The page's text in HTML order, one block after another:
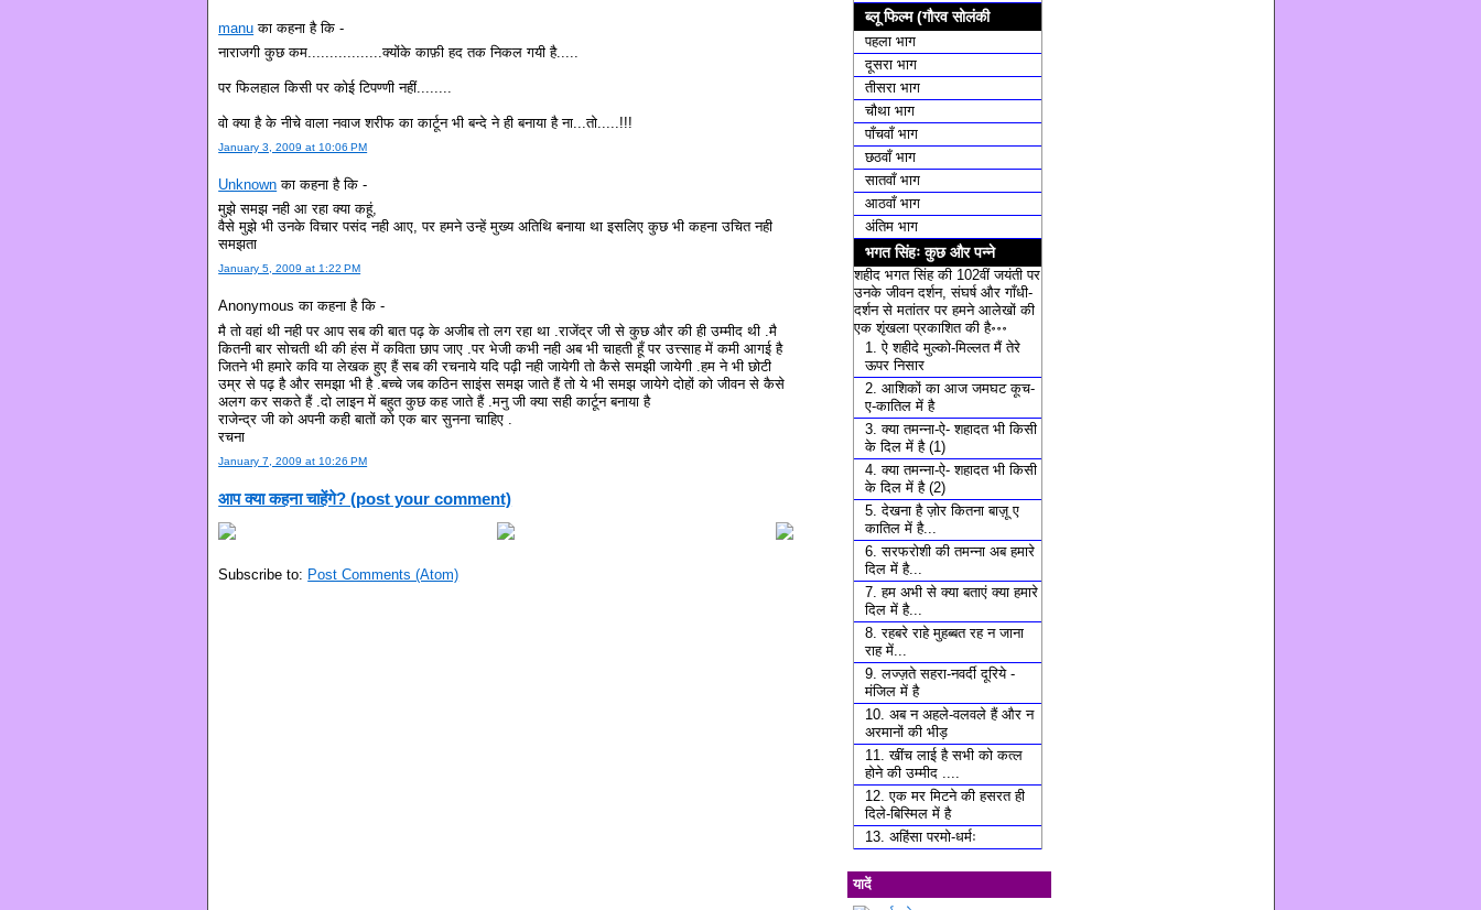
manu का कहना है कि -
नाराजगी कुछ कम.................क्योंके काफ़ी हद तक निकल गयी है.....
पर फिलहाल किसी पर कोई टिपण्णी नहीं........
वो क्या है के नीचे वाला नवाज शरीफ का कार्टून भी बन्दे ने ही बनाया है ना...तो.....!!!
January 3, 2009 at 10:06 PM
Unknown का कहना है कि -
मुझे समझ नही आ रहा क्या कहूं,
वैसे मुझे भी उनके विचार पसंद नही आए, पर हमने उन्हें मुख्य अतिथि बनाया था इसलिए कुछ भी कहना उचित नही
समझता
January 5, 2009 at 1:22 PM
Anonymous का कहना है कि -
मै तो वहां थी नही पर आप सब की बात पढ़ के अजीब तो लग रहा था .राजेंद्र जी से कुछ और की ही उम्मीद थी .मै
कितनी बार सोचती थी की हंस में कविता छाप जाए .पर भेजी कभी नही अब भी चाहती हूँ पर उत्त्साह में कमी आगई है
जितने भी हमारे कवि या लेखक हुए हैं सब की रचनाये यदि पढ़ी नही जायेगी तो कैसे समझी जायेगी .हम ने भी छोटी
उम्र से पढ़ है और समझा भी है .बच्चे जब कठिन साइंस समझ जाते हैं तो ये भी समझ जायेगे दोहों को जीवन से कैसे
अलग कर सकते हैं .दो लाइन में बहुत कुछ कह जाते हैं .मनु जी क्या सही कार्टून बनाया है
राजेन्द्र जी को अपनी कही बातों को एक बार सुनना चाहिए .
रचना
January 7, 2009 at 10:26 PM
आप क्या कहना चाहेंगे? (post your comment)
Subscribe to: Post Comments (Atom)
ब्लू फिल्म (गौरव सोलंकी
पहला भाग
दूसरा भाग
तीसरा भाग
चौथा भाग
पाँचवाँ भाग
छठवाँ भाग
सातवाँ भाग
आठवाँ भाग
अंतिम भाग
भगत सिंहः कुछ और पन्ने
शहीद भगत सिंह की 102वीं जयंती पर
उनके जीवन दर्शन, संघर्ष और गाँधी-
दर्शन से मतांतर पर हमने आलेखों की
एक शृंखला प्रकाशित की है॰॰॰
1. ऐ शहीदे मुल्को-मिल्लत मैं तेरे
ऊपर निसार
2. आशिकों का आज जमघट कूच-
ए-कातिल में है
3. क्या तमन्ना-ऐ- शहादत भी किसी
के दिल में है (1)
4. क्या तमन्ना-ऐ- शहादत भी किसी
के दिल में है (2)
5. देखना है ज़ोर कितना बाज़ू ए
कातिल में है...
6. सरफरोशी की तमन्ना अब हमारे
दिल में है...
7. हम अभी से क्या बताएं क्या हमारे
दिल में है...
8. रहबरे राहे मुहब्बत रह न जाना
राह में...
9. लज्ज़ते सहरा-नवर्दी दूरिये -
मंजिल में है
10. अब न अहले-वलवले हैं और न
अरमानों की भीड़
11. खींच लाई है सभी को कत्ल
होने की उम्मीद ....
12. एक मर मिटने की हसरत ही
दिले-बिस्मिल में है
13. अहिंसा परमो-धर्मः
यादें